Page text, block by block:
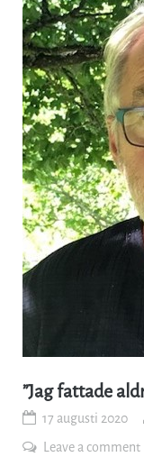
”Jag fattade
17 augusti 2020
Leave a comment